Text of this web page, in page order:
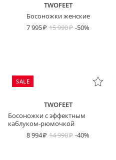
TWOFEET
Босоножки женские
7 995
15 990 -50%
SALE
TWOFEET
Босоножки с эффектным
каблуком-рюмочкой
8 994
14 990 -40%